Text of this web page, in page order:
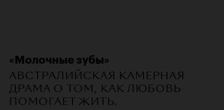
«Молочные зубы»
АВСТРАЛИЙСКАЯ КАМЕРНАЯ
ДРАМА О ТОМ, КАК ЛЮБОВЬ
ПОМОГАЕТ ЖИТЬ.